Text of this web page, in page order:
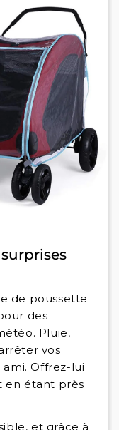
de poussette
des
Pluie,
vos
Offrez-lui
en étant près
et grâce à